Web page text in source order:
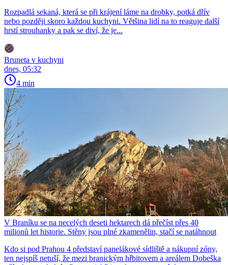
Rozpadlá sekaná, která se při krájení láme na drobky, potká dřív
nebo později skoro každou kuchyni. Většina lidí na to reaguje další
hrstí strouhanky a pak se diví, že je...
Bruneta v kuchyni
dnes, 05:32
4 min
V Braníku se na necelých deseti hektarech dá přečíst přes 40
milionů let historie. Stěny jsou plné zkamenělin, stačí se natáhnout
Kdo si pod Prahou 4 představí panelákové sídliště a nákupní zóny,
ten nejspíš netuší, že mezi branickým hřbitovem a areálem Dobeška